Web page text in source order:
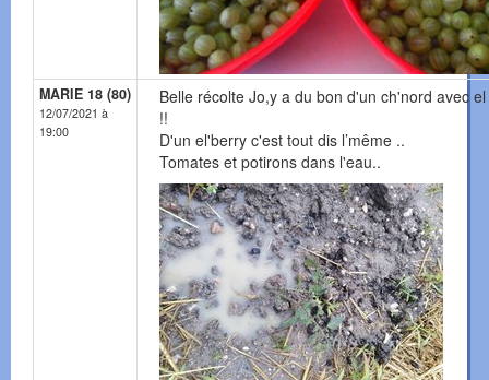
MARIE 18 (80)
12/07/2021 à
19:00
Belle récolte Jo,y a du bon d'un ch'nord avec
!!
D'un el'berry c'est tout dis l’même ..
Tomates et potirons dans l'eau..